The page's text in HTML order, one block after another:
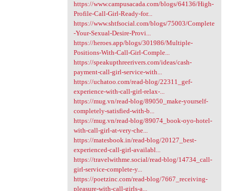
https://www.campusacada.com/blogs/64136/High-
Profile-Call-Girl-Ready-for...
https://www.shtfsocial.com/blogs/75003/Complete
-Your-Sexual-Desire-Provi...
https://heroes.app/blogs/301986/Multiple-
Positions-With-Call-Girl-Comple...
https://speakupthreerivers.com/ideas/cash-
payment-call-girl-service-with...
https://uchatoo.com/read-blog/22311_gef-
experience-with-call-girl-relax-...
https://mug.vn/read-blog/89050_make-yourself-
completely-satisfied-with-b...
https://mug.vn/read-blog/89074_book-oyo-hotel-
with-call-girl-at-very-che...
https://matesbook.in/read-blog/20127_best-
experienced-call-girl-availabl...
https://travelwithme.social/read-blog/14734_call-
girl-service-complete-y...
https://poetzinc.com/read-blog/7667_receiving-
pleasure-with-call-girls-a...